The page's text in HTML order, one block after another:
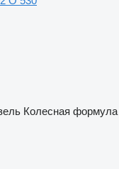
Колесная формула